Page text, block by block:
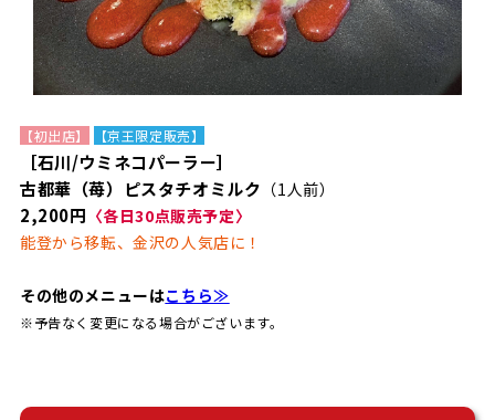
【初出店】 【京王限定販売】
［石川/ウミネコパーラー］
古都華（苺）ピスタチオミルク （1人前）
2,200円 〈各日30点販売予定〉
能登から移転、金沢の人気店に！
その他のメニューはこちら≫
※予告なく変更になる場合がございます。